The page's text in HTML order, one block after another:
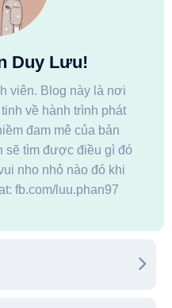
Duy Lưu!
viên. Blog này là nơi
về hành trình phát
đam mê của bản
sẽ tìm được điều gì đó
nho nhỏ nào đó khi
fb.com/luu.phan97